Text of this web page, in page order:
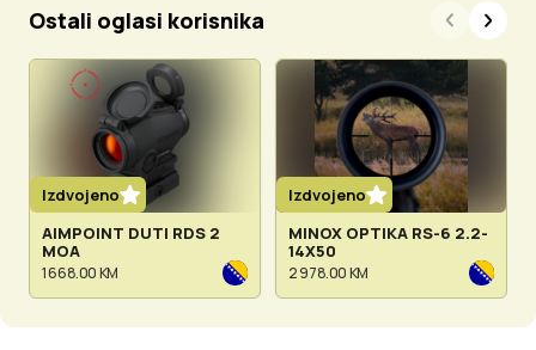
Ostali oglasi korisnika
Izdvojeno
AIMPOINT DUTI RDS 2
MOA
1 668.00 KM
Izdvojeno
MINOX OPTIKA RS-6 2.2-
14X50
2 978.00 KM